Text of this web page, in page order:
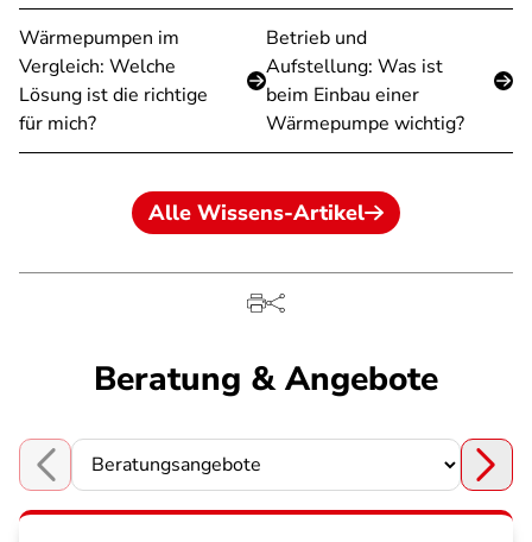
Wärmepumpen im
Vergleich: Welche
Lösung ist die richtige
für mich?
Betrieb und
Aufstellung: Was ist
beim Einbau einer
Wärmepumpe wichtig?
Alle Wissens-Artikel
Beratung & Angebote
Choose a section